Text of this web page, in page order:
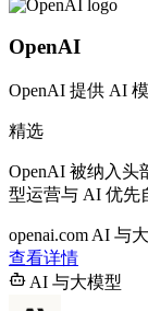
OpenAI
OpenAI 提供 AI
精选
OpenAI 被纳入头
型运营与 AI 优先
openai.com AI 与
查看详情
AI 与大模型